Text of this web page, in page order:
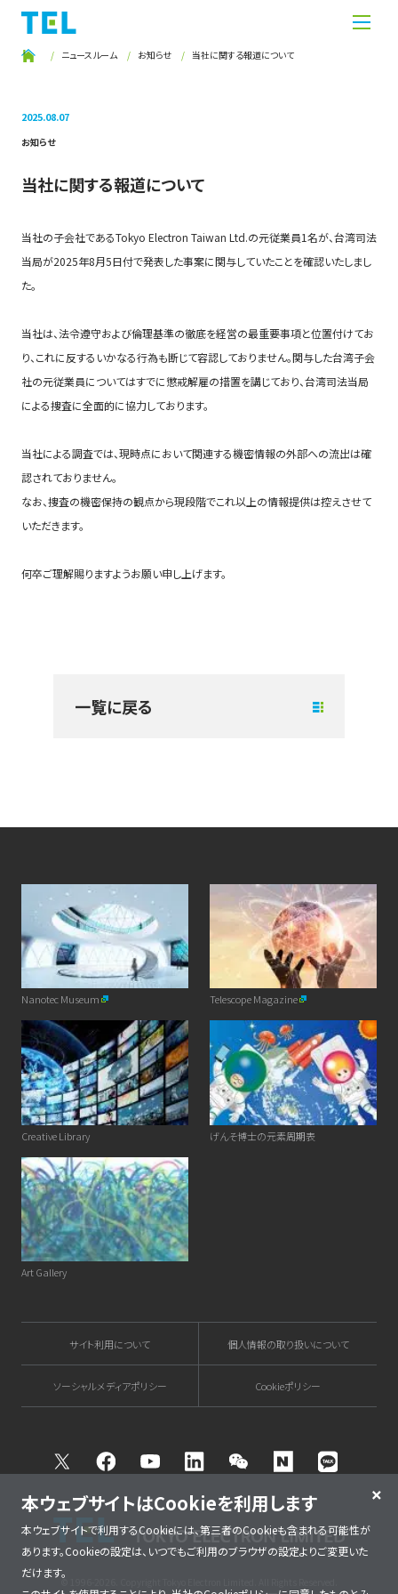
ニュースルーム お知らせ 当社に関する報道について
2025.08.07
お知らせ
当社に関する報道について
当社の子会社であるTokyo Electron Taiwan Ltd.の元従業員1名が、台湾司法
当局が2025年8月5日付で発表した事案に関与していたことを確認いたしまし
た。
当社は、法令遵守および倫理基準の徹底を経営の最重要事項と位置付けてお
り、これに反するいかなる行為も断じて容認しておりません。関与した台湾子会
社の元従業員についてはすでに懲戒解雇の措置を講じており、台湾司法当局
による捜査に全面的に協力しております。
当社による調査では、現時点において関連する機密情報の外部への流出は確
認されておりません。
なお、捜査の機密保持の観点から現段階でこれ以上の情報提供は控えさせて
いただきます。
何卒ご理解賜りますようお願い申し上げます。
一覧に戻る
Nanotec Museum Telescope Magazine
Creative Library げんそ博士の元素周期表
Art Gallery
サイト利用について 個人情報の取り扱いについて
ソーシャルメディアポリシー Cookieポリシー
Twitter FacebookYoutube Linkedin WeChat NAVER
© 1996-2026. Copyright Tokyo Electron Limited. All Rights Reserved.
本ウェブサイトはCookieを利用します
本ウェブサイトで利用するCookieには、第三者のCookieも含まれる可能性が
あります。Cookieの設定は、いつでもご利用のブラウザの設定よりご変更いた
だけます。